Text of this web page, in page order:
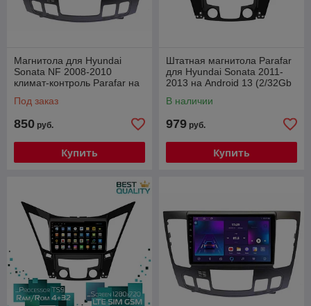
Магнитола для Hyundai
Sonata NF 2008-2010
климат-контроль Parafar на
Под заказ
850 руб.
Купить
Штатная магнитола Parafar
для Hyundai Sonata 2011-
2013 на Android 13 (2/32Gb
(PF310FHD)
В наличии
979 руб.
Купить